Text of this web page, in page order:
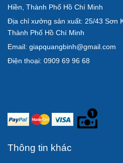
Hiền, Thành Phố Hồ Chí Minh
Địa chỉ xưởng sản xuất: 25/43 Sơn
Thành Phố Hồ Chí Minh
Email: giapquangbinh@gmail.com
Điện thoại: 0909 69 96 68
Thông tin khác